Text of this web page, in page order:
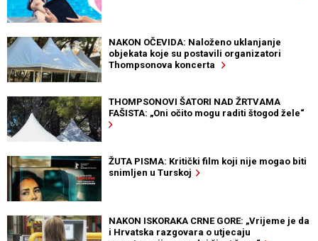
NAKON OČEVIDA: Naloženo uklanjanje
objekata koje su postavili organizatori
Thompsonova koncerta
THOMPSONOVI ŠATORI NAD ŽRTVAMA
FAŠISTA: „Oni očito mogu raditi štogod žele“
ŽUTA PISMA: Kritički film koji nije mogao biti
snimljen u Turskoj
NAKON ISKORAKA CRNE GORE: „Vrijeme je da
i Hrvatska razgovara o utjecaju